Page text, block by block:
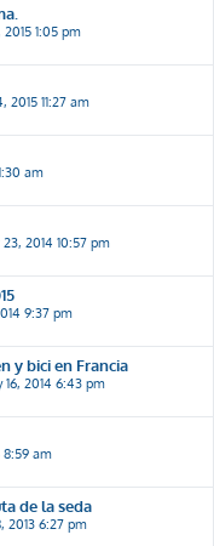
2015 1:05 pm
2015 11:27 am
am
2014 10:57 pm
9:37 pm
y bici en Francia
16, 2014 6:43 pm
8:59 am
de la seda
2013 6:27 pm